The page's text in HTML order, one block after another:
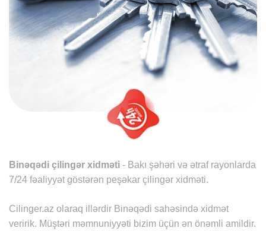
Binəqədi çilingər xidməti - Bakı şəhəri və ətraf rayonlarda
7/24 fəaliyyət göstərən peşəkar çilingər xidməti.
Cilinger.az olaraq illərdir Binəqədi sahəsində xidmət
veririk. Müştəri məmnuniyyəti bizim üçün ən önəmli amildir.